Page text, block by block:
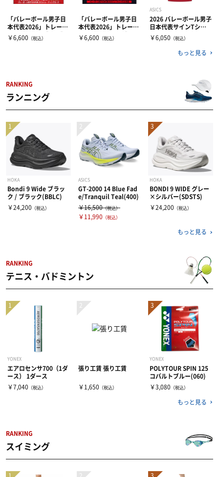
「バレーボール男子日
本代表2026」トレーデ
ィングカード【BOX】
1BOX ＜70枚入り＞
￥6,600 （税込）
「バレーボール男子日
本代表2026」トレーデ
ィングmini色紙【BO
X】 ボックス（10パッ
￥6,600 （税込）
ASICS
2026 バレーボール男子
日本代表サインTシャ
ツ V RED(602)
￥6,050 （税込）
もっと見る
RANKING
ランニング
HOKA
Bondi 9 Wide ブラッ
ク / ブラック(BBLC)
￥24,200
（税込）
ASICS
GT-2000 14 Blue Fad
e/Tranquil Teal(400)
￥16,500（税込）
￥11,990 （税込）
HOKA
BONDI 9 WIDE グレー
×シルバー(SDSTS)
￥24,200 （税込）
もっと見る
RANKING
テニス・バドミントン
YONEX
エアロセンサ700（1ダ
ース） 1ダース
￥7,040
（税込）
張り工賃 張り工賃
￥1,650 （税込）
YONEX
POLYTOUR SPIN 125
コバルトブルー(060)
￥3,080 （税込）
もっと見る
RANKING
スイミング